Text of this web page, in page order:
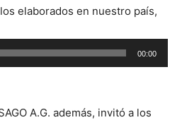
elaborados en nuestro país,
00:00
A.G. además, invitó a los